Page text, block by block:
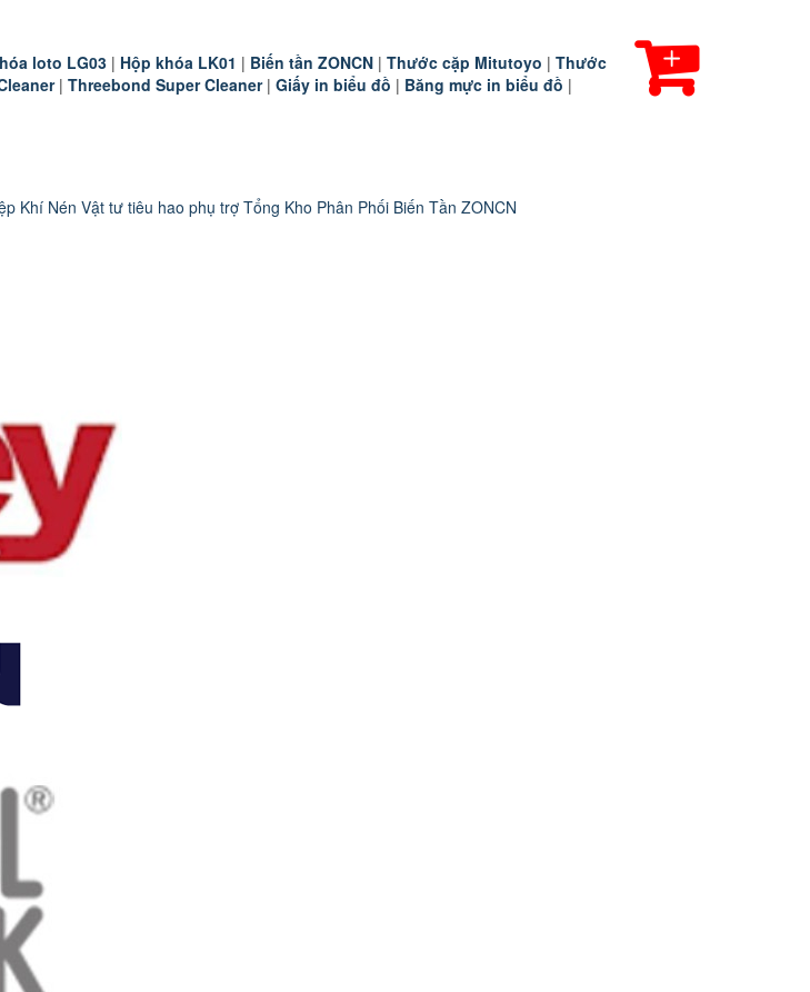
loto LG03 | Hộp khóa LK01 | Biến tần ZONCN | Thước cặp Mitutoyo | Thước
| Threebond Super Cleaner| Giấy in biểu đồ | Băng mực in biểu đồ |
Khí Nén Vật tư tiêu hao phụ trợ Tổng Kho Phân Phối Biến Tần ZONCN